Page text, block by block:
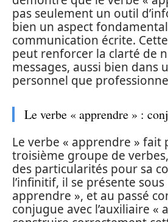
pas seulement un outil
bien un aspect
communication écrite.
peut renforcer la clarté de
messages, aussi bien dans
personnel que
Le verbe « apprendre » :
Le verbe « apprendre » fait
troisième groupe de
des particularités pour sa
l’infinitif, il se présente
apprendre », et au passé
conjugue avec l’auxiliaire «